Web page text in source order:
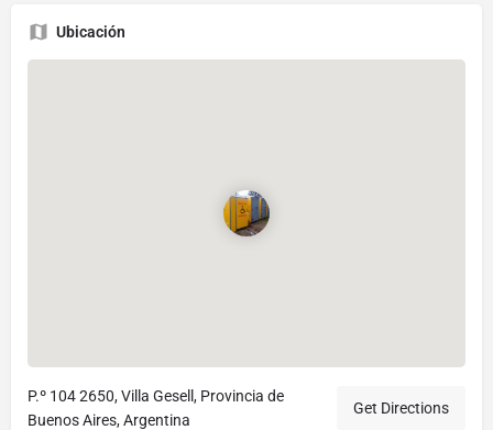
Ubicación
P.º 104 2650, Villa Gesell, Provincia de
Buenos Aires, Argentina
Get Directions